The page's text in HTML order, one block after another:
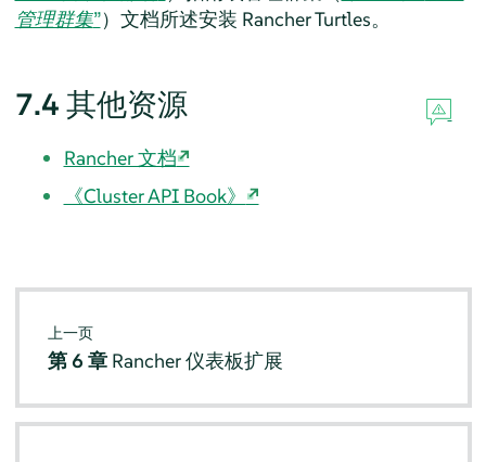
管理群集”）文档所述安装 Rancher Turtles。
7.4 其他资源
Rancher 文档
《Cluster API Book》
上一页
第 6 章 Rancher 仪表板扩展